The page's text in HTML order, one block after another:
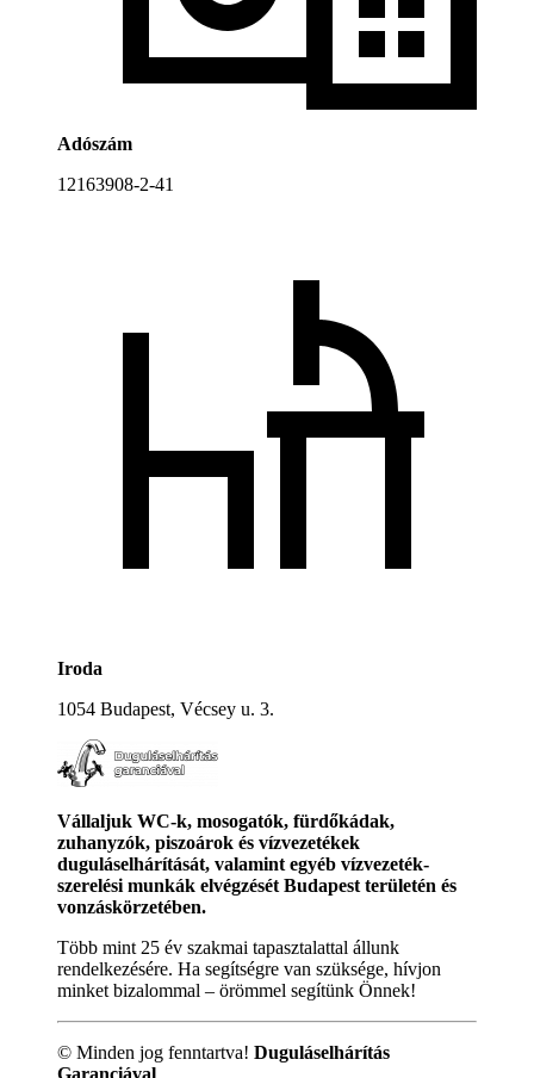
Adószám
12163908-2-41
Iroda
1054 Budapest, Vécsey u. 3.
Vállaljuk WC-k, mosogatók, fürdőkádak,
zuhanyzók, piszoárok és vízvezetékek
duguláselhárítását, valamint egyéb vízvezeték-
szerelési munkák elvégzését Budapest területén és
vonzáskörzetében.
Több mint 25 év szakmai tapasztalattal állunk
rendelkezésére. Ha segítségre van szüksége, hívjon
minket bizalommal – örömmel segítünk Önnek!
© Minden jog fenntartva! Duguláselhárítás